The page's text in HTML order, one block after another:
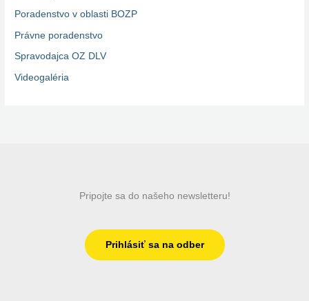
Poradenstvo v oblasti BOZP
Právne poradenstvo
Spravodajca OZ DLV
Videogaléria
Pripojte sa do našeho newsletteru!
Prihlásiť sa na odber